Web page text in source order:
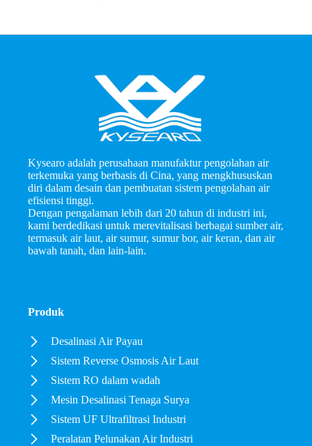
Kysearo adalah perusahaan manufaktur pengolahan air
terkemuka yang berbasis di Cina, yang mengkhususkan
diri dalam desain dan pembuatan sistem pengolahan air
efisiensi tinggi.
Dengan pengalaman lebih dari 20 tahun di industri ini,
kami berdedikasi untuk merevitalisasi berbagai sumber air,
termasuk air laut, air sumur, sumur bor, air keran, dan air
bawah tanah, dan lain-lain.
Produk
Desalinasi Air Payau
Sistem Reverse Osmosis Air Laut
Sistem RO dalam wadah
Mesin Desalinasi Tenaga Surya
Sistem UF Ultrafiltrasi Industri
Peralatan Pelunakan Air Industri